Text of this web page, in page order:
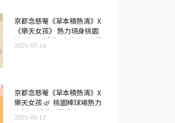
京都念慈菴《草本積熱清》X
《樂天女孩》 熱力現身桃園
棒球場🔥 活動現場超嗨~圓滿
成功！
2025-07-16
京都念慈菴《草本積熱清》X
樂天女孩 🌿 桃園棒球場熱力
登場🔥 活動圓滿成功！
2025-06-13